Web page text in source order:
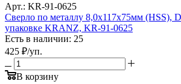
Арт.: KR-91-0625
Сверло по металлу 8,0х117х75мм (HSS),
упаковке KRANZ, KR-91-0625
Есть в наличии: 25
425 ₽/уп.
В корзину